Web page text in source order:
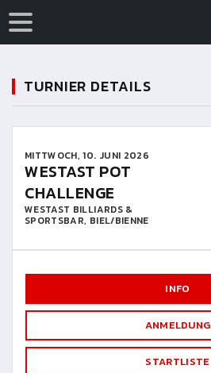
TURNIER DETAILS
MITTWOCH, 10. JUNI 2026
WESTAST POT
CHALLENGE
WESTAST BILLIARDS &
SPORTSBAR, BIEL/BIENNE
INFO
ANMELDUNG
STARTLISTE